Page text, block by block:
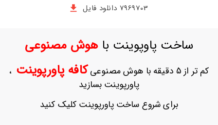
حساب
ثبت
بازیابی
7969703 دانلود فایل
ساخت پاوپوینت باهوش مصنوعی
کم تر از 5 دقیقه با هوش مصنوعی کافه پاورپوینت ،
پاورپوینت بسازید
برای شروع ساخت پاورپوینت کلیک کنید